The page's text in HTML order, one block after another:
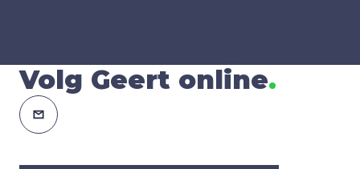
Volg Geert online.